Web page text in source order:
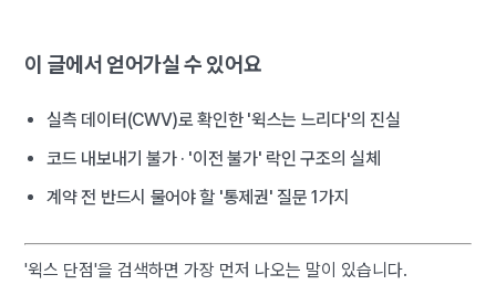
이 글에서 얻어가실 수 있어요
실측 데이터(CWV)로 확인한 '윅스는 느리다'의 진실
코드 내보내기 불가 · '이전 불가' 락인 구조의 실체
계약 전 반드시 물어야 할 '통제권' 질문 1가지
'윅스 단점'을 검색하면 가장 먼저 나오는 말이 있습니다.